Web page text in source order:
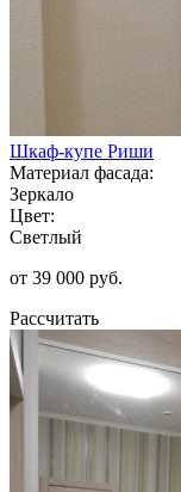
Шкаф-купе Риши
Материал фасада:
Зеркало
Цвет:
Светлый
от 39 000 руб.
Рассчитать